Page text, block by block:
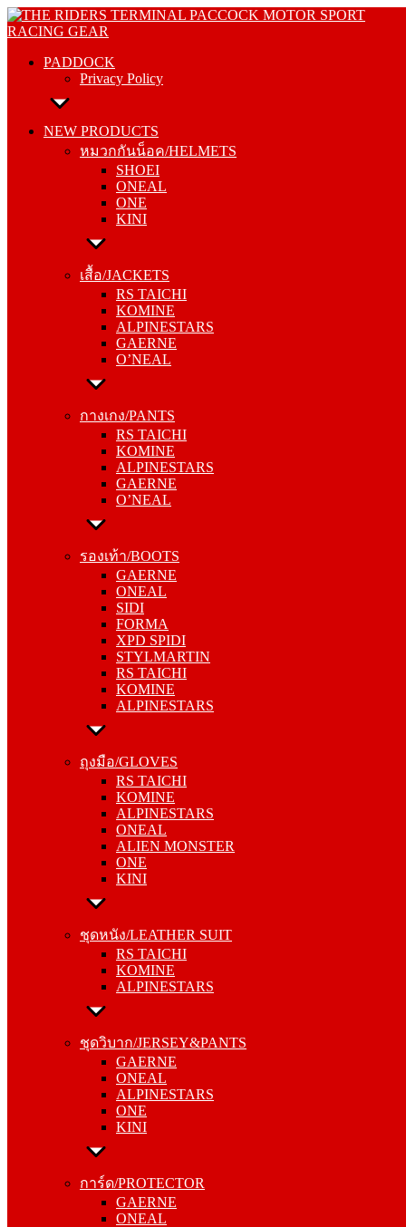
Skip
to
PADDOCK
Privacy Policy
NEW PRODUCTS
หมวกกันน็อค/HELMETS
SHOEI
ONEAL
ONE
KINI
เสื้อ/JACKETS
RS TAICHI
KOMINE
ALPINESTARS
GAERNE
O’NEAL
กางเกง/PANTS
RS TAICHI
KOMINE
ALPINESTARS
GAERNE
O’NEAL
รองเท้า/BOOTS
GAERNE
ONEAL
SIDI
FORMA
XPD SPIDI
STYLMARTIN
RS TAICHI
KOMINE
ALPINESTARS
ถุงมือ/GLOVES
RS TAICHI
KOMINE
ALPINESTARS
ONEAL
ALIEN MONSTER
ONE
KINI
ชุดหนัง/LEATHER SUIT
RS TAICHI
KOMINE
ALPINESTARS
ชุดวิบาก/JERSEY&PANTS
GAERNE
ONEAL
ALPINESTARS
ONE
KINI
การ์ด/PROTECTOR
GAERNE
ONEAL
PADDOCK
NEW PRODUCTS
SHOEI
ONEAL
ONE
KINI
เสื้อ/JACKETS
KOMINE
ALPINESTARS
GAERNE
O’NEAL
กางเกง/PANTS
KOMINE
ALPINESTARS
GAERNE
O’NEAL
รองเท้า/BOOTS
ONEAL
SIDI
FORMA
XPD SPIDI
STYLMARTIN
RS TAICHI
KOMINE
ALPINESTARS
ถุงมือ/GLOVES
KOMINE
ALPINESTARS
ONEAL
ALIEN MONSTER
ONE
KINI
ชุดหนัง/LEATHER SUIT
KOMINE
ALPINESTARS
ชุดวิบาก/JERSEY&PANTS
ONEAL
ALPINESTARS
ONE
KINI
การ์ด/PROTECTOR
ONEAL
ALPINESTARS
FORMA